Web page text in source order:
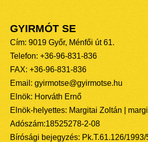
GYIRMÓT SE
Cím: 9019 Győr, Ménfői út 61.
Telefon: +36-96-831-836
FAX: +36-96-831-836
Email: gyirmotse@gyirmotse.hu
Elnök: Horváth Ernő
Elnök-helyettes: Margitai Zoltán |
Adószám:18525278-2-08
Bírósági bejegyzés: Pk.T.61.126/1993/